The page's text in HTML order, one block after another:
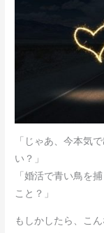
「じゃあ、今本気
い？」
「婚活で青い鳥を
こと？」
もしかしたら、こ